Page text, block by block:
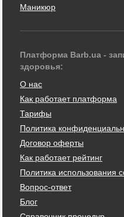
Маникюр
Платформа Barb.ua -
здоровья:
О нас
Как работает платформа
Тарифы
Политика
Договор оферты
Как работает рейтинг
Политика использования
Вопрос-ответ
Блог